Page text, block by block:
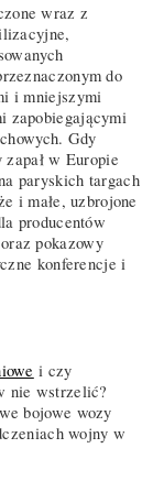
wraz z
do
i mniejszymi
zapobiegającymi
Gdy
w Europie
paryskich targach
i małe, uzbrojone
producentów
pokazowy
konferencje i
i czy
nie wstrzelić?
bojowe wozy
wojny w